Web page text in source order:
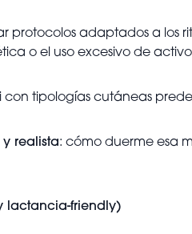
protocolos adaptados a los
o el uso excesivo de
con tipologías cutáneas
realista: cómo duerme esa
lactancia-friendly)